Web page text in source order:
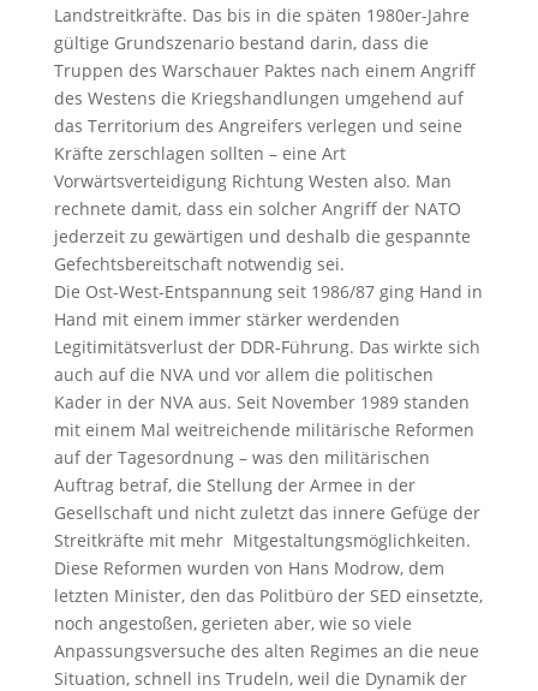
Landstreitkräfte. Das bis in die späten 1980er-Jahre
gültige Grundszenario bestand darin, dass die
Truppen des Warschauer Paktes nach einem Angriff
des Westens die Kriegshandlungen umgehend auf
das Territorium des Angreifers verlegen und seine
Kräfte zerschlagen sollten – eine Art
Vorwärtsverteidigung Richtung Westen also. Man
rechnete damit, dass ein solcher Angriff der NATO
jederzeit zu gewärtigen und deshalb die gespannte
Gefechtsbereitschaft notwendig sei.
Die Ost-West-Entspannung seit 1986/87 ging Hand in
Hand mit einem immer stärker werdenden
Legitimitätsverlust der DDR-Führung. Das wirkte sich
auch auf die NVA und vor allem die politischen
Kader in der NVA aus. Seit November 1989 standen
mit einem Mal weitreichende militärische Reformen
auf der Tagesordnung – was den militärischen
Auftrag betraf, die Stellung der Armee in der
Gesellschaft und nicht zuletzt das innere Gefüge der
Streitkräfte mit mehr Mitgestaltungsmöglichkeiten.
Diese Reformen wurden von Hans Modrow, dem
letzten Minister, den das Politbüro der SED einsetzte,
noch angestoßen, gerieten aber, wie so viele
Anpassungsversuche des alten Regimes an die neue
Situation, schnell ins Trudeln, weil die Dynamik der